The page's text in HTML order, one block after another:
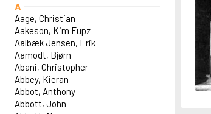
A
Aage, Christian
Aakeson, Kim Fupz
Aalbæk Jensen, Erik
Aamodt, Bjørn
Abani, Christopher
Abbey, Kieran
Abbot, Anthony
Abbott, John